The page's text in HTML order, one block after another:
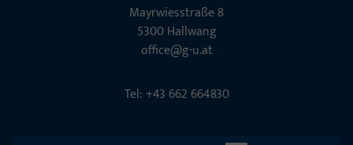
Mayrwies­straße 8
5300 Hall­wang
office@g-u.at
Tel: +43 662 664830